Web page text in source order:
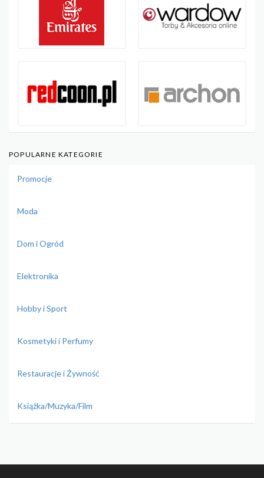
POPULARNE KATEGORIE
Promocje
Moda
Dom i Ogród
Elektronika
Hobby i Sport
Kosmetyki i Perfumy
Restauracje i Żywność
Książka/Muzyka/Film